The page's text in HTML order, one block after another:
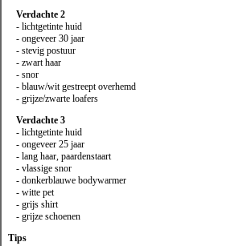
Verdachte 2
- lichtgetinte huid
- ongeveer 30 jaar
- stevig postuur
- zwart haar
- snor
- blauw/wit gestreept overhemd
- grijze/zwarte loafers
Verdachte 3
- lichtgetinte huid
- ongeveer 25 jaar
- lang haar, paardenstaart
- vlassige snor
- donkerblauwe bodywarmer
- witte pet
- grijs shirt
- grijze schoenen
Tips